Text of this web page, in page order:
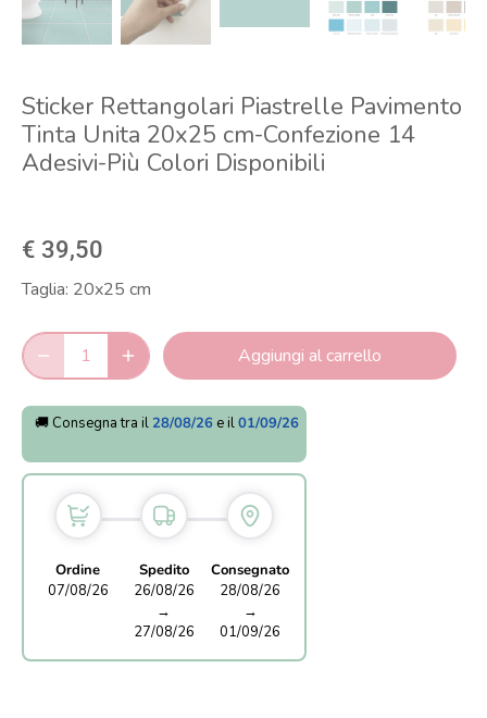
Sticker Rettangolari Piastrelle Pavimento
Tinta Unita 20x25 cm-Confezione 14
Adesivi-Più Colori Disponibili
€ 39,50
Taglia: 20x25 cm
Aggiungi al carrello
🚚 Consegna tra il 28/08/26 e il01/09/26
Ordine
07/08/26
Spedito
26/08/26
→
27/08/26
Consegnato
28/08/26
→
01/09/26